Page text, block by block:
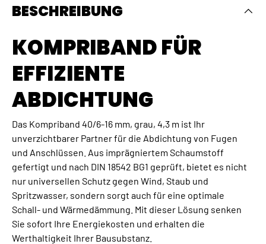
BESCHREIBUNG
KOMPRIBAND FÜR
EFFIZIENTE
ABDICHTUNG
Das Kompriband 40/6-16 mm, grau, 4,3 m ist Ihr
unverzichtbarer Partner für die Abdichtung von Fugen
und Anschlüssen. Aus imprägniertem Schaumstoff
gefertigt und nach DIN 18542 BG1 geprüft, bietet es nicht
nur universellen Schutz gegen Wind, Staub und
Spritzwasser, sondern sorgt auch für eine optimale
Schall- und Wärmedämmung. Mit dieser Lösung senken
Sie sofort Ihre Energiekosten und erhalten die
Werthaltigkeit Ihrer Bausubstanz.